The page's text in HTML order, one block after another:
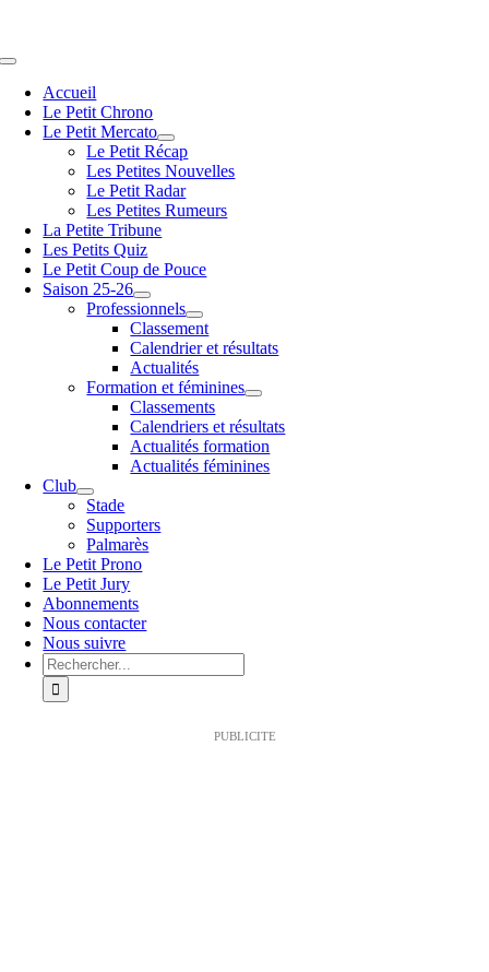
contenu
Navigation
basculeAccueil
Le Petit Chrono
Le Petit Mercato
Le Petit Récap
Les Petites Nouvelles
Le Petit Radar
Les Petites Rumeurs
La Petite Tribune
Les Petits Quiz
Le Petit Coup de Pouce
Saison 25-26
Professionnels
Classement
Calendrier et résultats
Actualités
Formation et féminines
Classements
Calendriers et résultats
Actualités formation
Actualités féminines
Club
Stade
Supporters
Palmarès
Le Petit Prono
Le Petit Jury
Abonnements
Nous contacter
Nous suivre
Rechercher:
PUBLICITE